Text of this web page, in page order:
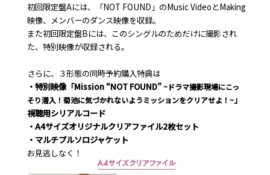
初回限定盤Aには、「NOT FOUND」のMusic VideoとMaking
映像、メンバーのダンス映像を収録。
また初回限定盤Bには、このシングルのためだけに撮影され
た、特別映像が収録される。
さらに、３形態の同時予約購入特典は
・特別映像「Mission “NOT FOUND”~ドラマ撮影現場にこっ
そり潜入！菊池に気づかれないようミッションをクリアせよ！~」
視聴用シリアルコード
・A4サイズオリジナルクリアファイル2枚セット
・マルチプルソロジャケット
お見逃しなく！